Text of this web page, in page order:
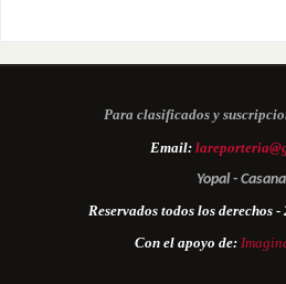
Para clasificados y
Email:
Yopal -
Reservados todos los derechos
Con el apoyo de: